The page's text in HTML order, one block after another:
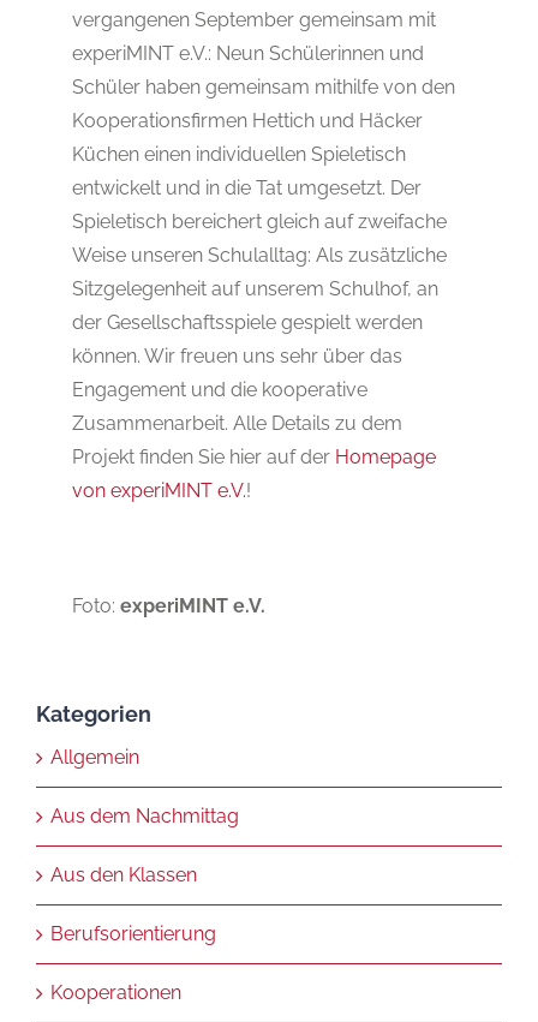
vergangenen September gemeinsam mit
experiMINT e.V.: Neun Schülerinnen und
Schüler haben gemeinsam mithilfe von den
Kooperationsfirmen Hettich und Häcker
Küchen einen individuellen Spieletisch
entwickelt und in die Tat umgesetzt. Der
Spieletisch bereichert gleich auf zweifache
Weise unseren Schulalltag: Als zusätzliche
Sitzgelegenheit auf unserem Schulhof, an
der Gesellschaftsspiele gespielt werden
können. Wir freuen uns sehr über das
Engagement und die kooperative
Zusammenarbeit. Alle Details zu dem
Projekt finden Sie hier auf der Homepage
von experiMINT e.V.!
Foto: experiMINT e.V.
Kategorien
Allgemein
Aus dem Nachmittag
Aus den Klassen
Berufsorientierung
Kooperationen